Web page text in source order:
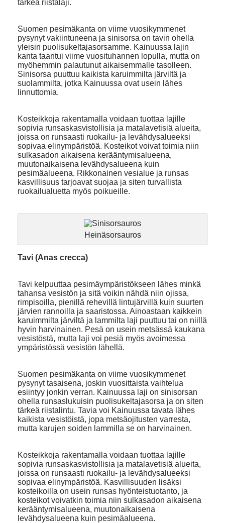
tärkeä riistalaji.
Suomen pesimäkanta on viime vuosikymmenet
pysynyt vakiintuneena ja sinisorsa on tavin ohella
yleisin puolisukeltajasorsamme. Kainuussa lajin
kanta taantui viime vuosituhannen lopulla, mutta on
myöhemmin palautunut aikaisemmalle tasolleen.
Sinisorsa puuttuu kaikista karuimmilta järviltä ja
suolammilta, jotka Kainuussa ovat usein lähes
linnuttomia.
Kosteikkoja rakentamalla voidaan tuottaa lajille
sopivia runsaskasvistollisia ja matalavetisiä alueita,
joissa on runsaasti ruokailu- ja levähdysalueeksi
sopivaa elinympäristöä. Kosteikot voivat toimia niin
sulkasadon aikaisena kerääntymisalueena,
muutonaikaisena levähdysalueena kuin
pesimäalueena. Rikkonainen vesialue ja runsas
kasvillisuus tarjoavat suojaa ja siten turvallista
ruokailualuetta myös poikueille.
Heinäsorsauros
Tavi (Anas crecca)
Tavi kelpuuttaa pesimäympäristökseen lähes minkä
tahansa vesistön ja sitä voikin nähdä niin ojissa,
rimpisoilla, pienillä rehevillä lintujärvillä kuin suurten
järvien rannoilla ja saaristossa. Ainoastaan kaikkein
karuimmilta järviltä ja lammilta laji puuttuu tai on niillä
hyvin harvinainen. Pesä on usein metsässä kaukana
vesistöstä, mutta laji voi pesiä myös avoimessa
ympäristössä vesistön lähellä.
Suomen pesimäkanta on viime vuosikymmenet
pysynyt tasaisena, joskin vuosittaista vaihtelua
esiintyy jonkin verran. Kainuussa laji on sinisorsan
ohella runsaslukuisin puolisukeltajasorsa ja on siten
tärkeä riistalintu. Tavia voi Kainuussa tavata lähes
kaikista vesistöistä, jopa metsäojitusten varresta,
mutta karujen soiden lammilla se on harvinainen.
Kosteikkoja rakentamalla voidaan tuottaa lajille
sopivia runsaskasvistollisia ja matalavetisiä alueita,
joissa on runsaasti ruokailu- ja levähdysalueeksi
sopivaa elinympäristöä. Kasvillisuuden lisäksi
kosteikoilla on usein runsas hyönteistuotanto, ja
kosteikot voivatkin toimia niin sulkasadon aikaisena
kerääntymisalueena, muutonaikaisena
levähdysalueena kuin pesimäalueena.